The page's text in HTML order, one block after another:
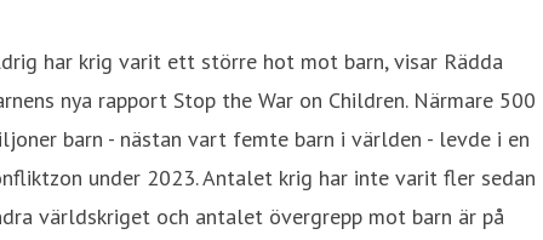
har krig varit ett större hot mot barn, visar Rädda
nya rapport Stop the War on Children. Närmare 500
barn - nästan vart femte barn i världen - levde i en
under 2023. Antalet krig har inte varit fler sedan
världskriget och antalet övergrepp mot barn är på